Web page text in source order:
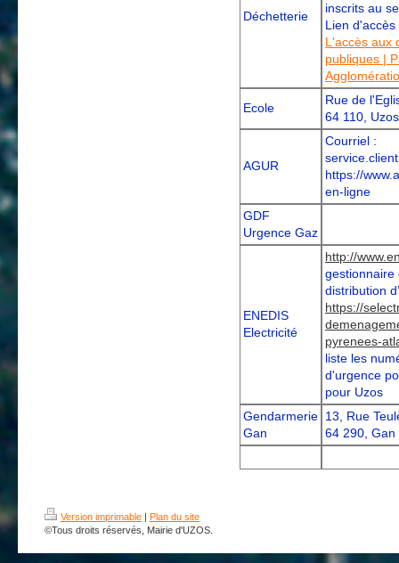
Déchetterie
inscrits au
Lien d'accès
L'accès aux
publiques |
Ecole
Rue de
64 110,
AGUR
Courriel :
https://
en-ligne
GDF
Urgence Gaz
ENEDIS
Electricité
http://
gestionnaire
distribution
https://
pyrenees-
liste les
d'urgence
pour Uzos
Gendarmerie
Gan
13, Rue
64 290, Gan
Version imprimable | Plan du site
©Tous droits réservés, Mairie d'UZOS.